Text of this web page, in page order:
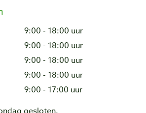
9:00 - 18:00 uur
9:00 - 18:00 uur
9:00 - 18:00 uur
9:00 - 18:00 uur
9:00 - 17:00 uur